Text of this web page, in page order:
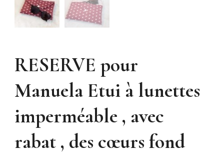
RESERVE pour
Manuela Etui à lunettes
imperméable , avec
rabat , des cœurs fond